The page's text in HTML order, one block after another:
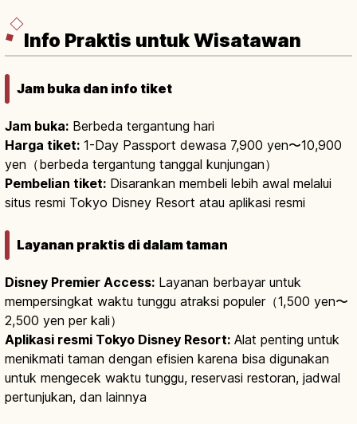
Info Praktis untuk Wisatawan
Jam buka dan info tiket
Jam buka: Berbeda tergantung hari
Harga tiket: 1-Day Passport dewasa 7,900 yen〜10,900
yen（berbeda tergantung tanggal kunjungan）
Pembelian tiket: Disarankan membeli lebih awal melalui
situs resmi Tokyo Disney Resort atau aplikasi resmi
Layanan praktis di dalam taman
Disney Premier Access: Layanan berbayar untuk
mempersingkat waktu tunggu atraksi populer（1,500 yen〜
2,500 yen per kali）
Aplikasi resmi Tokyo Disney Resort: Alat penting untuk
menikmati taman dengan efisien karena bisa digunakan
untuk mengecek waktu tunggu, reservasi restoran, jadwal
pertunjukan, dan lainnya